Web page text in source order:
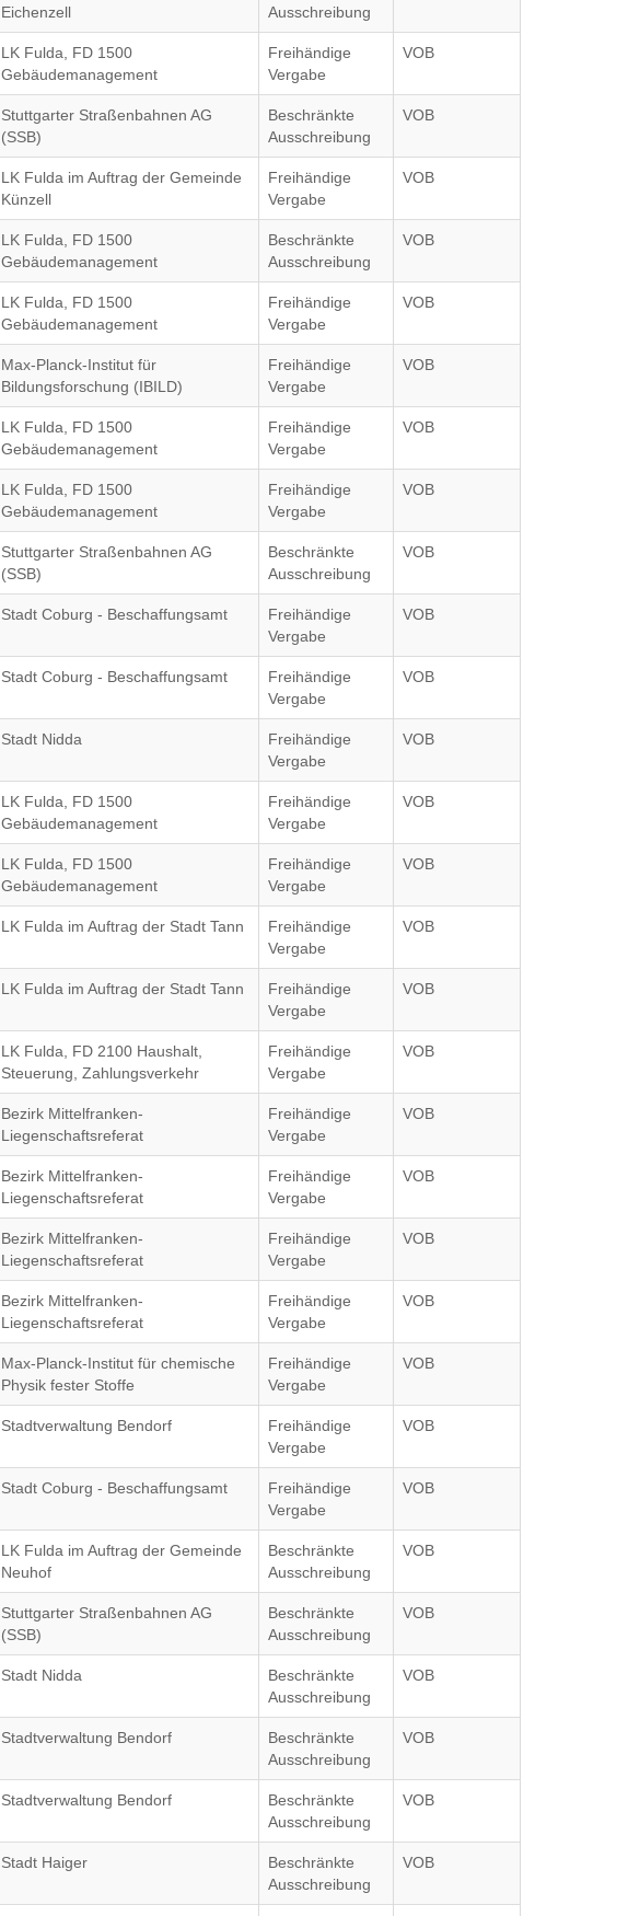
Eichenzell
Ausschreibung
LK Fulda, FD 1500
Gebäudemanagement
Freihändige
Vergabe
VOB
Stuttgarter Straßenbahnen AG
(SSB)
Beschränkte
Ausschreibung
VOB
LK Fulda im Auftrag der Gemeinde
Künzell
Freihändige
Vergabe
VOB
LK Fulda, FD 1500
Gebäudemanagement
Beschränkte
Ausschreibung
VOB
LK Fulda, FD 1500
Gebäudemanagement
Freihändige
Vergabe
VOB
Max-Planck-Institut für
Bildungsforschung (IBILD)
Freihändige
Vergabe
VOB
LK Fulda, FD 1500
Gebäudemanagement
Freihändige
Vergabe
VOB
LK Fulda, FD 1500
Gebäudemanagement
Freihändige
Vergabe
VOB
Stuttgarter Straßenbahnen AG
(SSB)
Beschränkte
Ausschreibung
VOB
Stadt Coburg - Beschaffungsamt
Freihändige
Vergabe
VOB
Stadt Coburg - Beschaffungsamt
Freihändige
Vergabe
VOB
Stadt Nidda
Freihändige
Vergabe
VOB
LK Fulda, FD 1500
Gebäudemanagement
Freihändige
Vergabe
VOB
LK Fulda, FD 1500
Gebäudemanagement
Freihändige
Vergabe
VOB
LK Fulda im Auftrag der Stadt Tann
Freihändige
Vergabe
VOB
LK Fulda im Auftrag der Stadt Tann
Freihändige
Vergabe
VOB
LK Fulda, FD 2100 Haushalt,
Steuerung, Zahlungsverkehr
Freihändige
Vergabe
VOB
Bezirk Mittelfranken-
Liegenschaftsreferat
Freihändige
Vergabe
VOB
Bezirk Mittelfranken-
Liegenschaftsreferat
Freihändige
Vergabe
VOB
Bezirk Mittelfranken-
Liegenschaftsreferat
Freihändige
Vergabe
VOB
Bezirk Mittelfranken-
Liegenschaftsreferat
Freihändige
Vergabe
VOB
Max-Planck-Institut für chemische
Physik fester Stoffe
Freihändige
Vergabe
VOB
Stadtverwaltung Bendorf
Freihändige
Vergabe
VOB
Stadt Coburg - Beschaffungsamt
Freihändige
Vergabe
VOB
LK Fulda im Auftrag der Gemeinde
Neuhof
Beschränkte
Ausschreibung
VOB
Stuttgarter Straßenbahnen AG
(SSB)
Beschränkte
Ausschreibung
VOB
Stadt Nidda
Beschränkte
Ausschreibung
VOB
Stadtverwaltung Bendorf
Beschränkte
Ausschreibung
VOB
Stadtverwaltung Bendorf
Beschränkte
Ausschreibung
VOB
Stadt Haiger
Beschränkte
Ausschreibung
VOB